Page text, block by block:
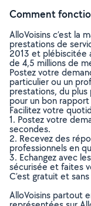
Comment
AlloVoisins c’est la
prestations de
2013 et plébiscitée
de 4,5 millions de
Postez votre
particulier ou un
prestations, du
pour un bon
Facilitez votre
1. Postez votre
secondes.
2. Recevez des
professionnels en
3. Echangez avec
sécurisée et faites
C’est gratuit et
AlloVoisins partout